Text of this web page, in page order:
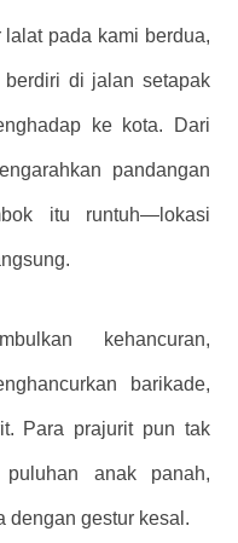
pada kami berdua,
di jalan setapak
ke kota. Dari
pandangan
itu runtuh—lokasi
kehancuran,
barikade,
Para prajurit pun tak
anak panah,
dengan gestur kesal.